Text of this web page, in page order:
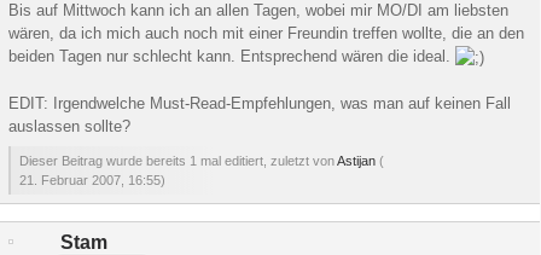
Bis auf Mittwoch kann ich an allen Tagen, wobei mir MO/DI am liebsten
wären, da ich mich auch noch mit einer Freundin treffen wollte, die an den
beiden Tagen nur schlecht kann. Entsprechend wären die ideal.
EDIT: Irgendwelche Must-Read-Empfehlungen, was man auf keinen Fall
auslassen sollte?
Dieser Beitrag wurde bereits 1 mal editiert, zuletzt vonAstijan (
21. Februar 2007, 16:55)
Stam